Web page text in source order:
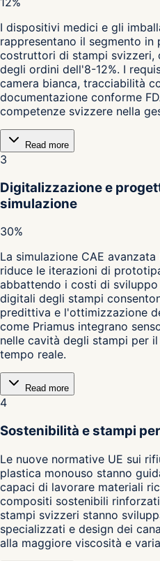
I dispositivi medici e gli
rappresentano il segmento
costruttori di stampi svizzeri,
degli ordini dell'8-12%. I
camera bianca, tracciabilità
documentazione conforme
competenze svizzere nella
Read more
3
Digitalizzazione e
simulazione
30%
La simulazione CAE
riduce le iterazioni di
abbattendo i costi di
digitali degli stampi
predittiva e l'ottimizzazione
come Priamus integrano
nelle cavità degli stampi per
tempo reale.
Read more
4
Sostenibilità e stampi
Le nuove normative UE sui
plastica monouso stanno
capaci di lavorare materiali
compositi sostenibili
stampi svizzeri stanno
specializzati e design dei
alla maggiore viscosità e